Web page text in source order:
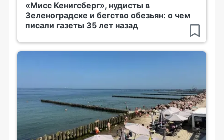
«Мисс Кенигсберг», нудисты в
Зеленоградске и бегство обезьян: о чем
писали газеты 35 лет назад